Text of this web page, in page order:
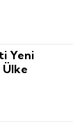
Yeni
Ülke